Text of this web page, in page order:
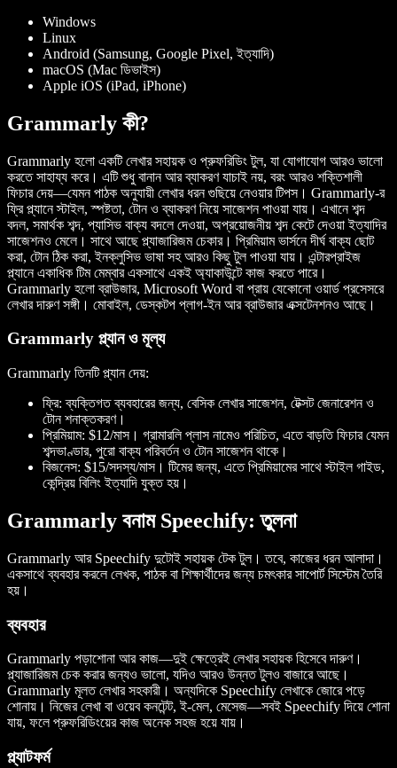
Windows
Linux
Android (Samsung, Google Pixel, ইত্যাদি)
macOS (Mac ডিভাইস)
Apple iOS (iPad, iPhone)
Grammarly কী?
Grammarly হলো একটি লেখার সহায়ক ও প্রুফরিডিং টুল, যা যোগাযোগ আরও ভালো
করতে সাহায্য করে। এটি শুধু বানান আর ব্যাকরণ যাচাই নয়, বরং আরও শক্তিশালী
ফিচার দেয়—যেমন পাঠক অনুযায়ী লেখার ধরন গুছিয়ে নেওয়ার টিপস। Grammarly-র
ফ্রি প্ল্যানে স্টাইল, স্পষ্টতা, টোন ও ব্যাকরণ নিয়ে সাজেশন পাওয়া যায়। এখানে শব্দ
বদল, সমার্থক শব্দ, প্যাসিভ বাক্য বদলে দেওয়া, অপ্রয়োজনীয় শব্দ কেটে দেওয়া ইত্যাদির
সাজেশনও মেলে। সাথে আছে প্ল্যাজারিজম চেকার। প্রিমিয়াম ভার্সনে দীর্ঘ বাক্য ছোট
করা, টোন ঠিক করা, ইনক্লুসিভ ভাষা সহ আরও কিছু টুল পাওয়া যায়। এন্টারপ্রাইজ
প্ল্যানে একাধিক টিম মেম্বার একসাথে একই অ্যাকাউন্টে কাজ করতে পারে।
Grammarly হলো ব্রাউজার, Microsoft Word বা প্রায় যেকোনো ওয়ার্ড প্রসেসরে
লেখার দারুণ সঙ্গী। মোবাইল, ডেস্কটপ প্লাগ-ইন আর ব্রাউজার এক্সটেনশনও আছে।
Grammarly প্ল্যান ও মূল্য
Grammarly তিনটি প্ল্যান দেয়:
ফ্রি: ব্যক্তিগত ব্যবহারের জন্য, বেসিক লেখার সাজেশন, টেক্সট জেনারেশন ও
টোন শনাক্তকরণ।
প্রিমিয়াম: $12/মাস। গ্রামারলি প্লাস নামেও পরিচিত, এতে বাড়তি ফিচার যেমন
শব্দভাণ্ডার, পুরো বাক্য পরিবর্তন ও টোন সাজেশন থাকে।
বিজনেস: $15/সদস্য/মাস। টিমের জন্য, এতে প্রিমিয়ামের সাথে স্টাইল গাইড,
কেন্দ্রিয় বিলিং ইত্যাদি যুক্ত হয়।
Grammarly বনাম Speechify: তুলনা
Grammarly আর Speechify দুটোই সহায়ক টেক টুল। তবে, কাজের ধরন আলাদা।
একসাথে ব্যবহার করলে লেখক, পাঠক বা শিক্ষার্থীদের জন্য চমৎকার সাপোর্ট সিস্টেম তৈরি
হয়।
ব্যবহার
Grammarly পড়াশোনা আর কাজ—দুই ক্ষেত্রেই লেখার সহায়ক হিসেবে দারুণ।
প্ল্যাজারিজম চেক করার জন্যও ভালো, যদিও আরও উন্নত টুলও বাজারে আছে।
Grammarly মূলত লেখার সহকারী। অন্যদিকে Speechify লেখাকে জোরে পড়ে
শোনায়। নিজের লেখা বা ওয়েব কনটেন্ট, ই-মেল, মেসেজ—সবই Speechify দিয়ে শোনা
যায়, ফলে প্রুফরিডিংয়ের কাজ অনেক সহজ হয়ে যায়।
প্ল্যাটফর্ম